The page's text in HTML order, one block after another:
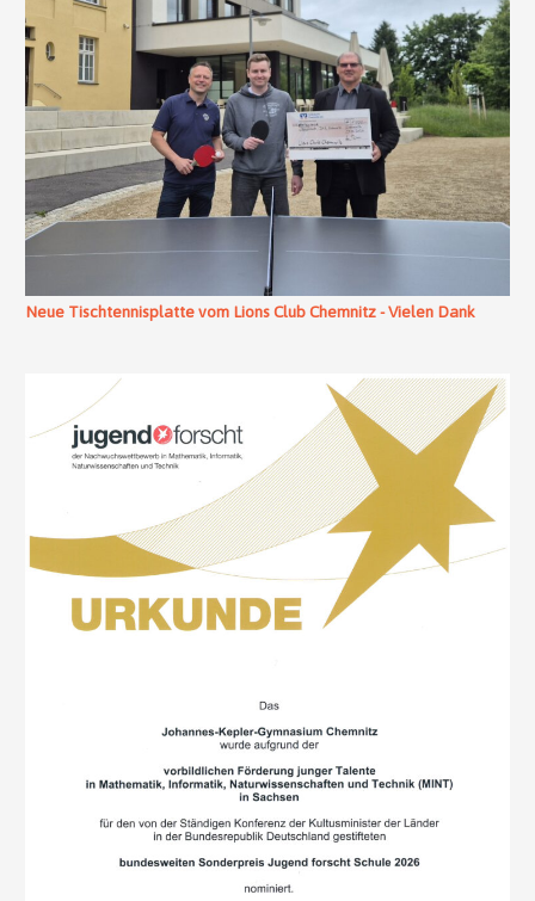
Neue Tischtennisplatte vom Lions Club Chemnitz - Vielen Dank